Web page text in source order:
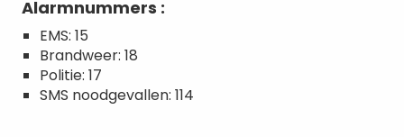
Alarmnummers :
EMS: 15
Brandweer: 18
Politie: 17
SMS noodgevallen: 114